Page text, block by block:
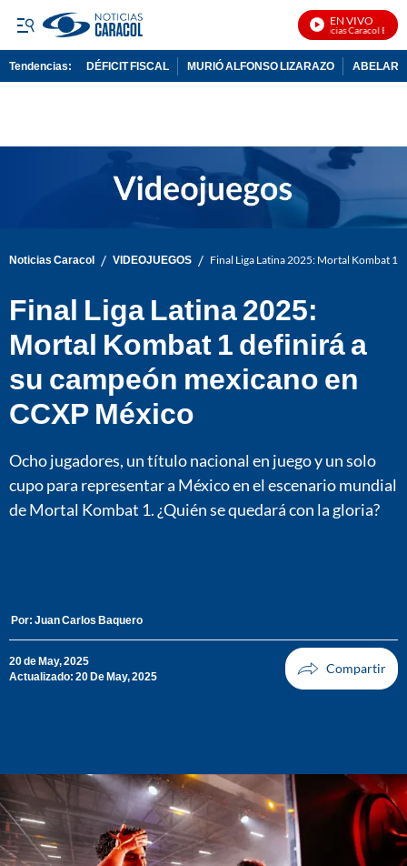
EN VIVO
Noticias Caracol En Vivo
Tendencias: DÉFICIT FISCAL MURIÓ ALFONSO LIZARAZO
Noticias Caracol / VIDEOJUEGOS / Final Liga Latina 2025: Mortal Kombat 1
Final Liga Latina 2025:
Mortal Kombat 1 definirá a
su campeón mexicano en
CCXP México
Ocho jugadores, un título nacional en juego y un solo
cupo para representar a México en el escenario mundial
de Mortal Kombat 1. ¿Quién se quedará con la gloria?
Por: Juan Carlos Baquero
20 de May, 2025
Actualizado: 20 De May, 2025